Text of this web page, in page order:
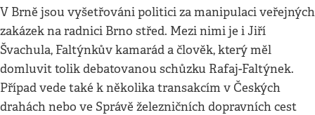
V Brně jsou vyšetřováni politici za manipulaci veřejných
zakázek na radnici Brno střed. Mezi nimi je i Jiří
Švachula, Faltýnkův kamarád a člověk, který měl
domluvit tolik debatovanou schůzku Rafaj-Faltýnek.
Případ vede také k několika transakcím v Českých
drahách nebo ve Správě železničních dopravních cest